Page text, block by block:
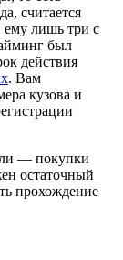
считается
ему лишь три с
был
действия
. Вам
кузова и
— покупки
остаточный
прохождение